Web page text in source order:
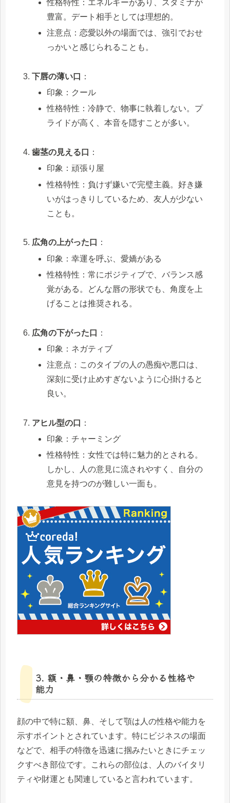
性格特性：エネルギーがあり、スタミナが
豊富。デート相手としては理想的。
注意点：恋愛以外の場面では、強引でおせ
っかいと感じられることも。
下唇の薄い口
：
印象：クール
性格特性：冷静で、物事に執着しない。プ
ライドが高く、本音を隠すことが多い。
歯茎の見える口
：
印象：頑張り屋
性格特性：負けず嫌いで完璧主義。好き嫌
いがはっきりしているため、友人が少ない
ことも。
広角の上がった口
：
印象：幸運を呼ぶ、愛嬌がある
性格特性：常にポジティブで、バランス感
覚がある。どんな唇の形状でも、角度を上
げることは推奨される。
広角の下がった口
：
印象：ネガティブ
注意点：このタイプの人の愚痴や悪口は、
深刻に受け止めすぎないように心掛けると
良い。
アヒル型の口
：
印象：チャーミング
性格特性：女性では特に魅力的とされる。
しかし、人の意見に流されやすく、自分の
意見を持つのが難しい一面も。
3. 額・鼻・顎の特徴から分かる性格や
能力
顔の中で特に額、鼻、そして顎は人の性格や能力を
示すポイントとされています。特にビジネスの場面
などで、相手の特徴を迅速に掴みたいときにチェッ
クすべき部位です。これらの部位は、人のバイタリ
ティや財運とも関連していると言われています。